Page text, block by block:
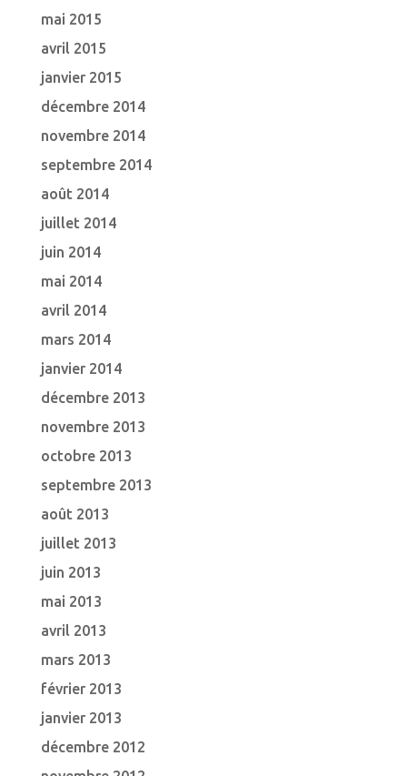
mai 2015
avril 2015
janvier 2015
décembre 2014
novembre 2014
septembre 2014
août 2014
juillet 2014
juin 2014
mai 2014
avril 2014
mars 2014
janvier 2014
décembre 2013
novembre 2013
octobre 2013
septembre 2013
août 2013
juillet 2013
juin 2013
mai 2013
avril 2013
mars 2013
février 2013
janvier 2013
décembre 2012